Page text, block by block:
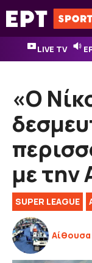
Μετάβαση
σε
περιεχόμενο
LIVE TV
«Ο
με την
SUPER LEAGUE